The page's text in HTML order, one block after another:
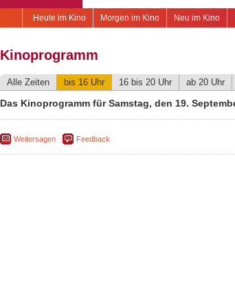
Neu im Kino
Morgen im Kino
Heute im Kino
Kinoprogramm
Alle Zeiten bis 16 Uhr 16 bis 20 Uhr ab 20 Uhr
Das Kinoprogramm für Samstag, den 19.
Weitersagen Feedback